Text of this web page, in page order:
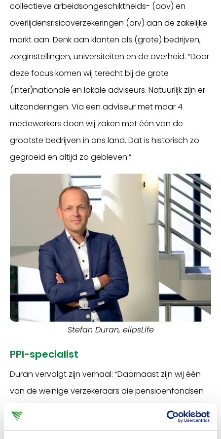
collectieve arbeidsongeschiktheids- (aov) en
overlijdensrisicoverzekeringen (orv) aan de zakelijke
markt aan. Denk aan klanten als (grote) bedrijven,
zorginstellingen, universiteiten en de overheid. “Door
deze focus komen wij terecht bij de grote
(inter)nationale en lokale adviseurs. Natuurlijk zijn er
uitzonderingen. Via een adviseur met maar 4
medewerkers doen wij zaken met één van de
grootste bedrijven in ons land. Dat is historisch zo
gegroeid en altijd zo gebleven.”
Stefan Duran, elipsLife
PPI-specialist
Duran vervolgt zijn verhaal: “Daarnaast zijn wij één
van de weinige verzekeraars die pensioenfondsen
pensioenfondsconsultants zoals Willis Towers